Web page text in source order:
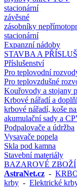
stacionární
závěsné
zásobníky
stacionární
Expanzní nádoby
STAVBA A
Příslušenství
Pro teplovodní
Pro teplovzdušné
Kouřovody a stojany
Krbové nářadí a
krbové nářadí, koše
akumulační sady a
Podpalovače a údržba
Vysavače popela
Skla pod kamna
Stavební materiály
BAZAROVÉ ZBOŽÍ
AstraNet.cz -
krby - Elektrické